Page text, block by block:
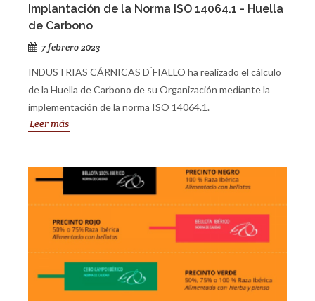
Implantación de la Norma ISO 14064.1 - Huella
de Carbono
7 febrero 2023
INDUSTRIAS CÁRNICAS D ́FIALLO ha realizado el cálculo
de la Huella de Carbono de su Organización mediante la
implementación de la norma ISO 14064.1.
Leer más